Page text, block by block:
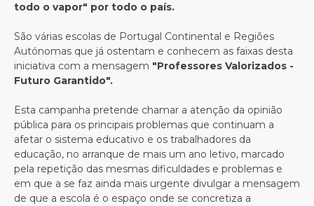
todo o vapor" por todo o país.
São várias escolas de Portugal Continental e Regiões
Autónomas que já ostentam e conhecem as faixas desta
iniciativa com a mensagem "Professores Valorizados -
Futuro Garantido".
Esta campanha pretende chamar a atenção da opinião
pública para os principais problemas que continuam a
afetar o sistema educativo e os trabalhadores da
educação, no arranque de mais um ano letivo, marcado
pela repetição das mesmas dificuldades e problemas e
em que a se faz ainda mais urgente divulgar a mensagem
de que a escola é o espaço onde se concretiza a